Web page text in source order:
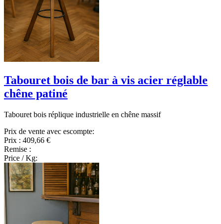
Tabouret bois de bar à vis acier réglable
chêne patiné
Tabouret bois réplique industrielle en chêne massif
Prix de vente avec escompte:
Prix : 409,66 €
Remise :
Price / Kg: